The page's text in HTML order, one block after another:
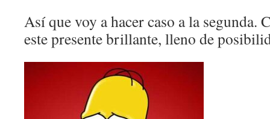
Así que voy a hacer caso a la segunda.
este presente brillante, lleno de